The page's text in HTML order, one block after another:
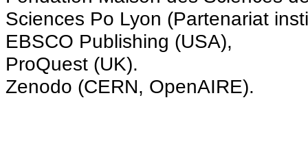
Sciences Po Lyon (Partenariat
EBSCO Publishing (USA),
ProQuest (UK).
Zenodo (CERN, OpenAIRE).